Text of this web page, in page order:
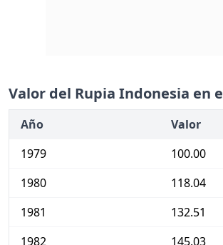
Valor del Rupia Indonesia en
Año
Valor
1979
100.00
1980
118.04
1981
132.51
1982
145.03